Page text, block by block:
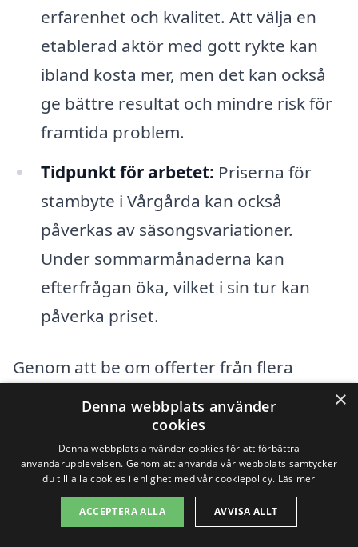
erfarenhet och kvalitet. Att välja en
etablerad aktör med gott rykte kan
ibland kosta mer, men det kan också
ge bättre resultat och mindre risk för
framtida problem.
Tidpunkt för arbetet: Priserna för
stambyte i Vårgårda kan också
påverkas av säsongsvariationer.
Under sommarmånaderna kan
efterfrågan öka, vilket i sin tur kan
påverka priset.
Genom att be om offerter från flera
företag kan du få en klarare bild av vad
stambytet skulle kosta i din specifika
situation. Tjänster som stambyte-pris.se
gör det enkelt att jämföra priser och hitta
det företag som passar dina behov bäst.
×
Denna webbplats använder
cookies
Denna webbplats använder cookies för att förbättra
användarupplevelsen. Genom att använda vår webbplats samtycker
du till alla cookies i enlighet med vår cookiepolicy. Läs mer
ACCEPTERA ALLA AVVISA ALLT